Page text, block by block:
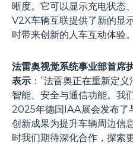
晰度。它可以显示充电状态
V2X车辆互联提供了新的显
时带来创新的人车互动体验。
法雷奥视觉系统事业部首
表示 ：”法雷奥正在重新定
智能、安全与通信功能。我
2025年德国IAA展会发布了
创新成果为提升车辆周边信
时我们期待深化合作，探索